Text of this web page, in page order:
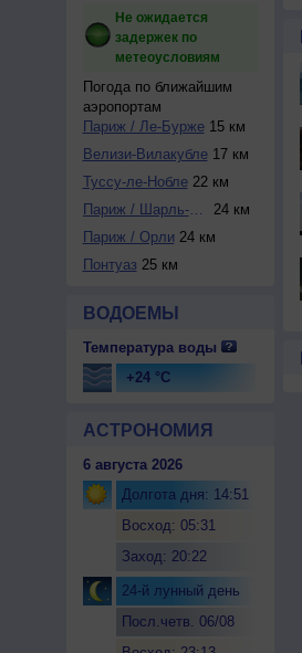
Не ожидается
задержек по
метеоусловиям
Погода по ближайшим
аэропортам
Париж / Ле-Бурже15 км
Велизи-Вилакубле17 км
Туссу-ле-Нобле22 км
Париж / Шарль-де-...
24 км
Париж / Орли 24 км
Понтуаз 25 км
ВОДОЕМЫ
Температура воды
+24 °C
АСТРОНОМИЯ
6 августа 2026
Долгота дня: 14:51
Восход: 05:31
Заход: 20:22
24-й лунный день
Посл.четв. 06/08